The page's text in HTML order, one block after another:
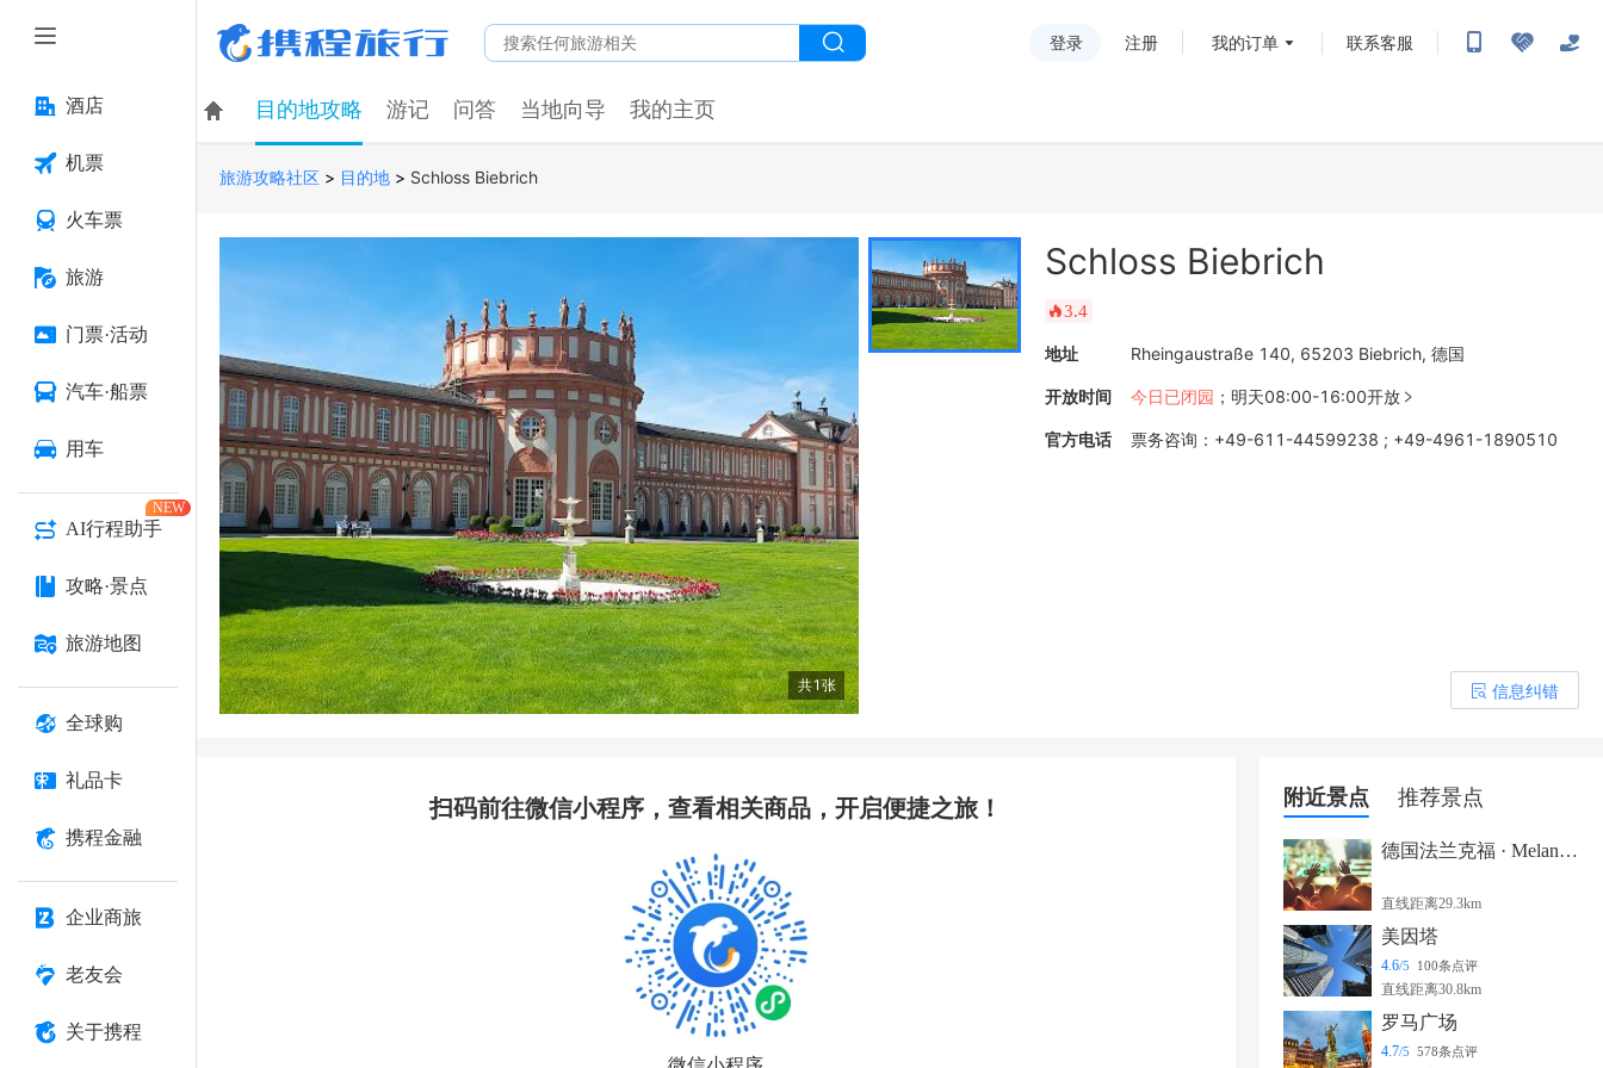
酒店
机票
火车票
旅游
门票·活动
汽车·船票
用车
AI行程助手
NEW
攻略·景点
旅游地图
全球购
礼品卡
携程金融
企业商旅
老友会
关于携程
登录 注册 我的订单 联系客服
目的地攻略 游记 问答 当地向导 我的主页
旅游攻略社区 > 目的地 > Schloss Biebrich
共1 张
Schloss Biebrich
󰺂3.4
地址 Rheingaustraße 140, 65203 Biebrich, 德国
开放时间 今日已闭园 ； 明天08:00-16:00开放 
官方电话 票务咨询 ： +49-611-44599238 ; +49-4961-1890510
󰎒 信息纠错
扫码前往微信小程序，查看相关商品，开启便捷之旅！ 附近景点 推荐景点
德国法兰克福 · Melanie Martinez《HADES: THE SACRIFICE》巡演
直线距离29.3km
美因塔
4.6/5 100条点评
直线距离30.8km
罗马广场
4.7/5 578条点评